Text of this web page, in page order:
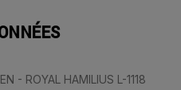
- ROYAL HAMILIUS L-1118